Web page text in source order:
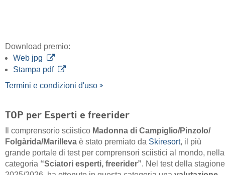
TOP per Esperti e freerider
Il comprensorio sciistico
Folgàrida/​Marilleva è stato premiato da
categoria
“Sciatori esperti, freerider”
2025/2026, ha ottenuto in questa categoria una
eccellentedi5 stelle.
Il rapporto di prova dettagliato è disponibile su Skiresort:
Sciatori esperti, freerider Madonna di Campiglio/​Pinzolo/​